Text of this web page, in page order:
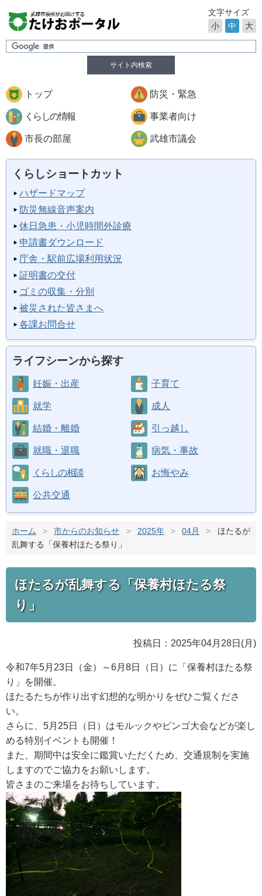
サイト内検索
文字サイズ
小
中 大
トップ 防災・緊急
くらしの情報 事業者向け
市長の部屋 武雄市議会
くらしショートカット
ハザードマップ
防災無線音声案内
休日急患・小児時間外診療
申請書ダウンロード
庁舎・駅前広場利用状況
証明書の交付
ゴミの収集・分別
被災された皆さまへ
各課お問合せ
ライフシーンから探す
妊娠・出産 子育て
就学 成人
結婚・離婚 引っ越し
就職・退職 病気・事故
くらしの相談 お悔やみ
公共交通
ホーム > 市からのお知らせ > 2025年 > 04月 >
ほたるが
乱舞する「保養村ほたる祭り」
ほたるが乱舞する「保養村ほたる祭
り」
投稿日：2025年04月28日(月)
令和7年5月23日（金）～6月8日（日）に「保養村ほたる祭
り」を開催。
ほたるたちが作り出す幻想的な明かりをぜひご覧くださ
い。
さらに、5月25日（日）はモルックやビンゴ大会などが楽し
める特別イベントも開催！
また、期間中は安全に鑑賞いただくため、交通規制を実施
しますのでご協力をお願いします。
皆さまのご来場をお待ちしています。